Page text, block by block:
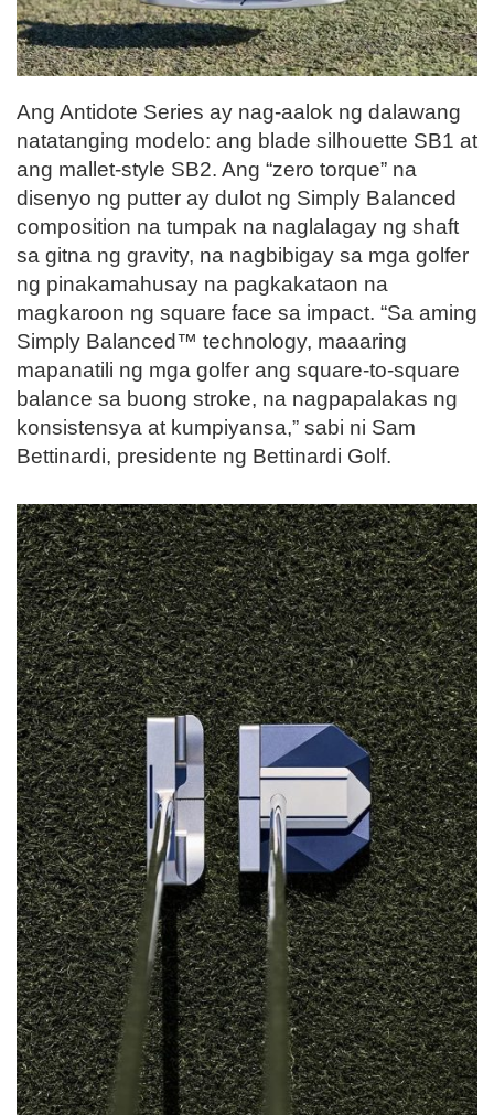
Ang Antidote Series ay nag-aalok ng dalawang
natatanging modelo: ang blade silhouette SB1 at
ang mallet-style SB2. Ang “zero torque” na
disenyo ng putter ay dulot ng Simply Balanced
composition na tumpak na naglalagay ng shaft
sa gitna ng gravity, na nagbibigay sa mga golfer
ng pinakamahusay na pagkakataon na
magkaroon ng square face sa impact. “Sa aming
Simply Balanced™ technology, maaaring
mapanatili ng mga golfer ang square-to-square
balance sa buong stroke, na nagpapalakas ng
konsistensya at kumpiyansa,” sabi ni Sam
Bettinardi, presidente ng Bettinardi Golf.